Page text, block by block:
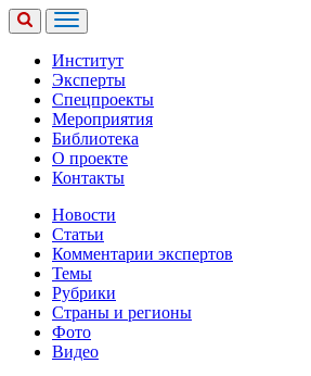
Институт
Эксперты
Спецпроекты
Мероприятия
Библиотека
О проекте
Контакты
Новости
Статьи
Комментарии экспертов
Темы
Рубрики
Страны и регионы
Фото
Видео